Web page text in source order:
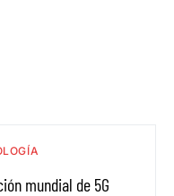
mundial de 5G